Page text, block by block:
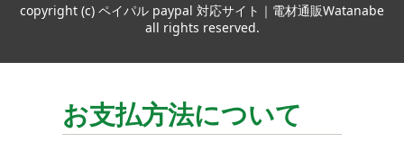
copyright (c) ペイパル paypal 対応サイト｜電材通販Watanabe
all rights reserved.
お支払方法について